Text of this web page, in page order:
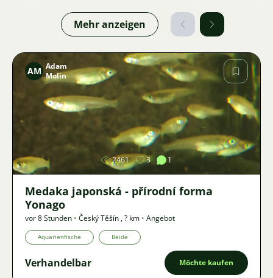
Mehr anzeigen
Bild
AM Adam
Molin
2461 3 1
Medaka japonská - přírodní forma
Yonago
vor 8 Stunden • Český Těšín ,? km • Angebot
Aquarienfische Beide
Verhandelbar Möchte kaufen